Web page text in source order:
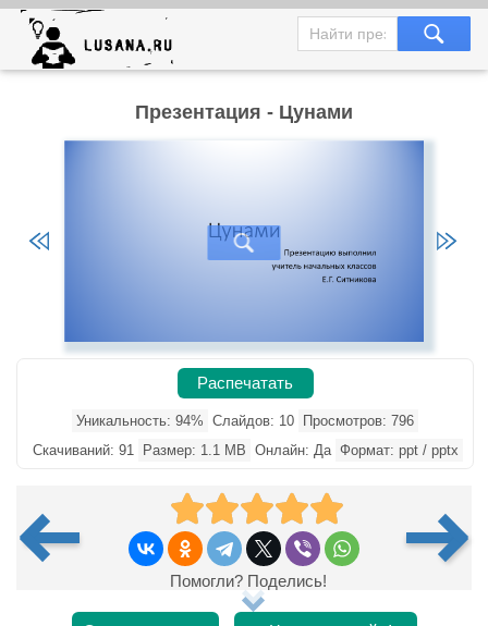
Презентация - Цунами
Распечатать
Уникальность: 94% Слайдов: 10
Просмотров: 796
Скачиваний: 91
Размер: 1.1 MB Онлайн: Да Формат: ppt / pptx
Помогли? Поделись!